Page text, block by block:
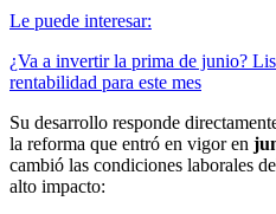
Le puede interesar:
¿Va a invertir la prima de junio?
rentabilidad para este mes
Su desarrollo responde
la reforma que entró en vigor en
cambió las condiciones laborales
alto impacto: